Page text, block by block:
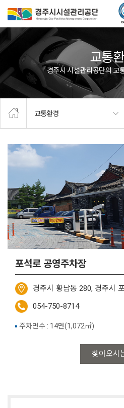
교통
경주시 시설관리공단의 교
교통환경
포석로 공영주차장
경주시 황남동 280, 경주시
054-750-8714
찾아오시
주차면수 : 14면(1,072㎡)